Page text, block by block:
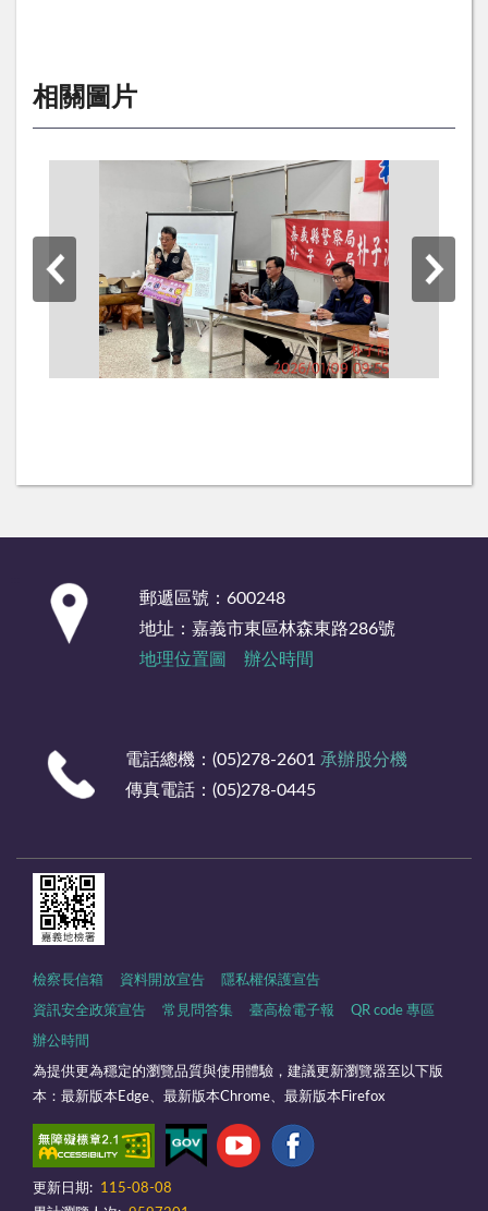
相關圖片
郵遞區號：600248
地址：嘉義市東區林森東路286號
地理位置圖
辦公時間
電話總機：(05)278-2601 承辦股分機
傳真電話：(05)278-0445
檢察長信箱 資料開放宣告 隱私權保護宣告
資訊安全政策宣告 常見問答集 臺高檢電子報 QR code 專區
辦公時間
為提供更為穩定的瀏覽品質與使用體驗，建議更新瀏覽器至以下版
本：最新版本Edge、最新版本Chrome、最新版本Firefox
更新日期:
115-08-08